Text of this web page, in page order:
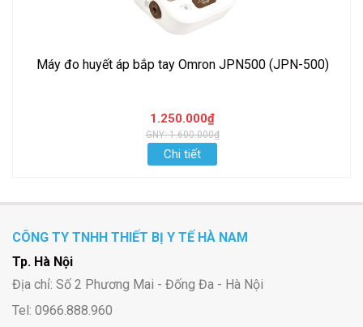
Máy đo huyết áp bắp tay Omron JPN500 (JPN-500)
1.250.000₫
GNY: 1.600.000₫
Chi tiết
CÔNG TY TNHH THIẾT BỊ Y TẾ HÀ NAM
Tp. Hà Nội
Địa chỉ: Số 2 Phương Mai - Đống Đa - Hà Nội
Tel: 0966.888.960